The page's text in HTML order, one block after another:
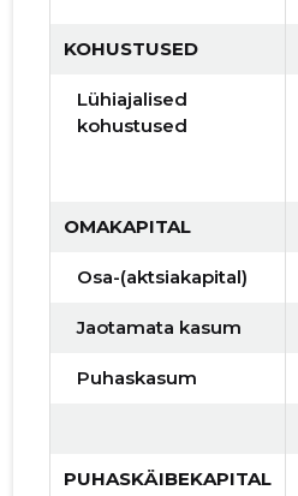
KOHUSTUSED
Lühiajalised
kohustused
OMAKAPITAL
Osa-(aktsiakapital)
Jaotamata kasum
Puhaskasum
PUHASKÄIBEKAPITAL